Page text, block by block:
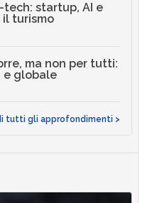
startup, AI e
turismo
ma non per tutti:
e globale
tutti gli approfondimenti >